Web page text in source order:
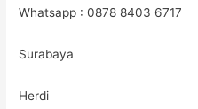
Whatsapp : 0878 8403 6717
Surabaya
Herdi